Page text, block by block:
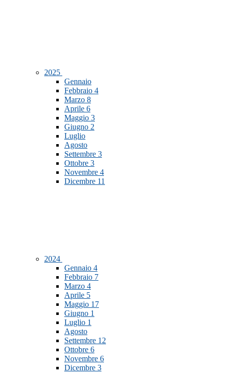
2025
Gennaio
Febbraio 4
Marzo 8
Aprile 6
Maggio 3
Giugno 2
Luglio
Agosto
Settembre 3
Ottobre 3
Novembre 4
Dicembre 11
2024
Gennaio 4
Febbraio 7
Marzo 4
Aprile 5
Maggio 17
Giugno 1
Luglio 1
Agosto
Settembre 12
Ottobre 6
Novembre 6
Dicembre 3